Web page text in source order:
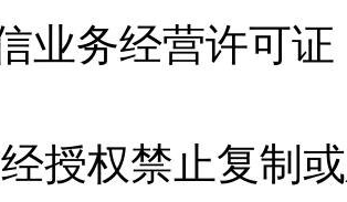
业务经营许可
授权禁止复制